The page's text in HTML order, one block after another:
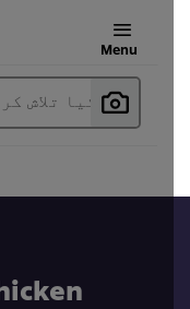
Menu
آپ کیا تلاش کر